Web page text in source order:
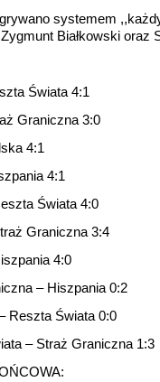
systemem
Białkowski oraz
Świata 4:1
Graniczna 3:0
4:1
4:1
Świata 4:0
Graniczna 3:4
4:0
– Hiszpania 0:2
Reszta Świata 0:0
– Straż Graniczna 1:3